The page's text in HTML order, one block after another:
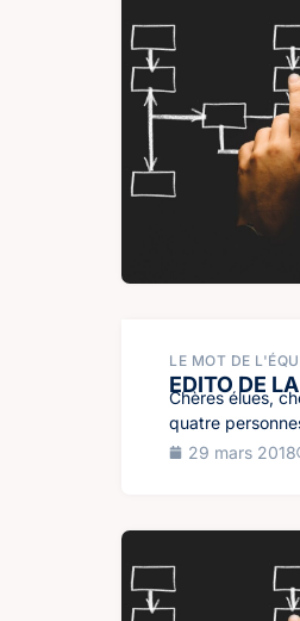
LE MOT DE
EDITO DE
Chères élues,
quatre
29 mars 2018